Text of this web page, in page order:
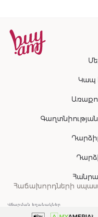
Կապ
Հաճախորդների
Վճարման եղանակներ